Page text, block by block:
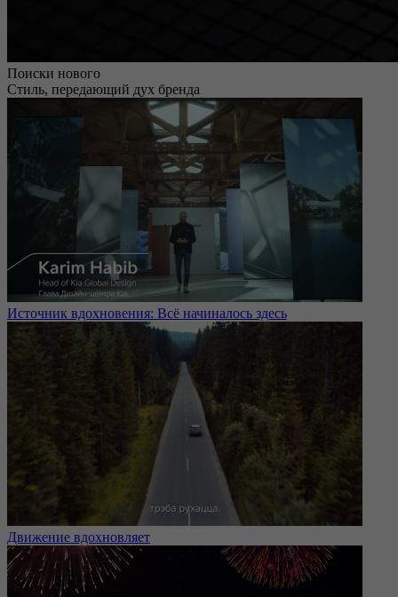
Поиски нового
Стиль, передающий дух бренда
Источник вдохновения: Всё начиналось здесь
Движение вдохновляет